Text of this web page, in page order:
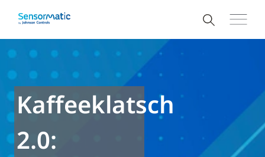
Kaffeeklatsch
2.0: